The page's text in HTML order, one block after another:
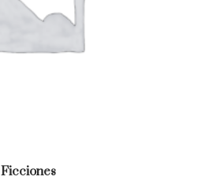
Ficciones